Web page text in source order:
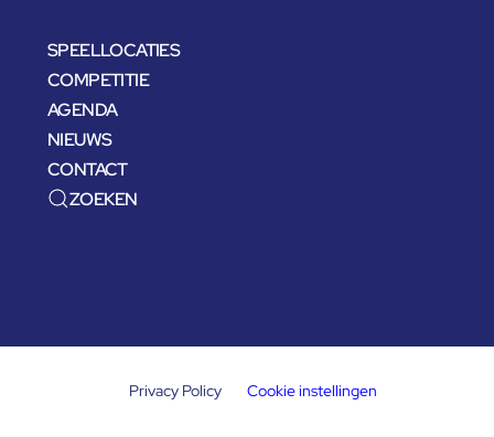
SPEELLOCATIES
COMPETITIE
AGENDA
NIEUWS
CONTACT
ZOEKEN
Privacy Policy Cookie instellingen